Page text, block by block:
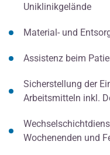
Uniklinikgelände
Material- und
Assistenz beim
Sicherstellung der
Arbeitsmitteln inkl.
Wochenenden und